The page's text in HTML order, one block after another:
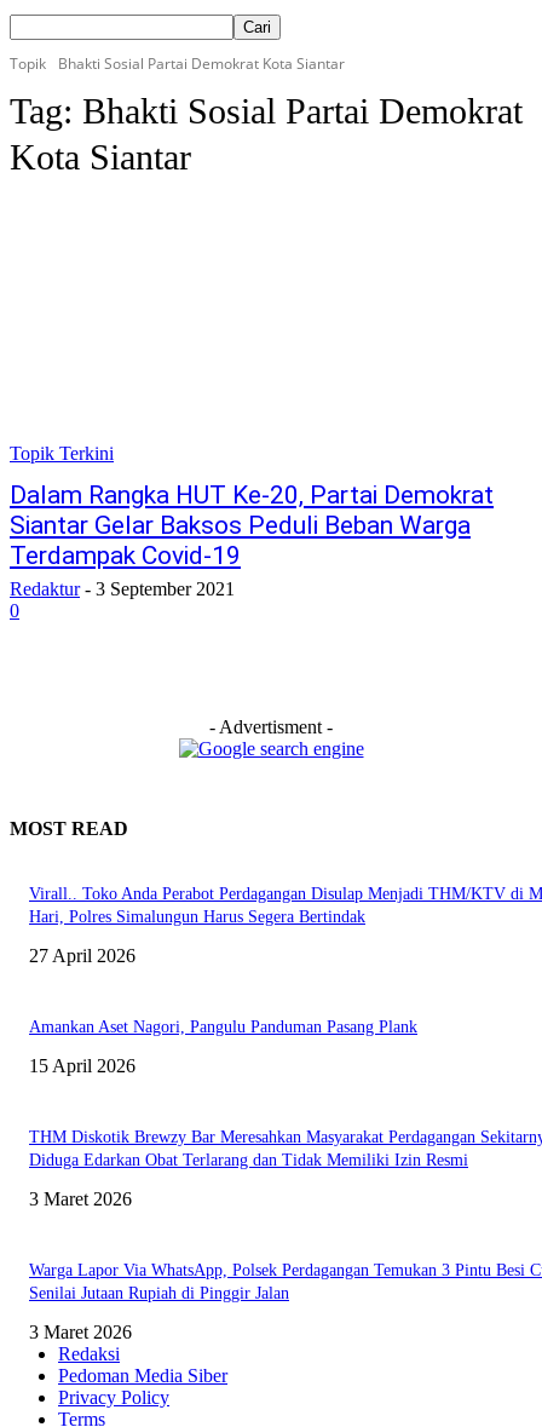
Topik Bhakti Sosial Partai Demokrat Kota Siantar
Tag: Bhakti Sosial Partai Demokrat
Kota Siantar
Topik Terkini
Dalam Rangka HUT Ke-20, Partai Demokrat
Siantar Gelar Baksos Peduli Beban Warga
Terdampak Covid-19
Redaktur - 3 September 2021
0
- Advertisment -
MOST READ
Virall.. Toko Anda Perabot Perdagangan Disulap Menjadi THM/KTV di
Hari, Polres Simalungun Harus Segera Bertindak
27 April 2026
Amankan Aset Nagori, Pangulu Panduman Pasang Plank
15 April 2026
THM Diskotik Brewzy Bar Meresahkan Masyarakat Perdagangan
Diduga Edarkan Obat Terlarang dan Tidak Memiliki Izin Resmi
3 Maret 2026
Warga Lapor Via WhatsApp, Polsek Perdagangan Temukan 3 Pintu Besi
Senilai Jutaan Rupiah di Pinggir Jalan
3 Maret 2026
Redaksi
Pedoman Media Siber
Privacy Policy
Terms